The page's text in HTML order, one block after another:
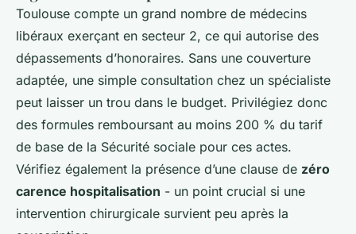
Toulouse compte un grand nombre de médecins
libéraux exerçant en secteur 2, ce qui autorise des
dépassements d’honoraires. Sans une couverture
adaptée, une simple consultation chez un spécialiste
peut laisser un trou dans le budget. Privilégiez donc
des formules remboursant au moins 200 % du tarif
de base de la Sécurité sociale pour ces actes.
Vérifiez également la présence d’une clause de zéro
carence hospitalisation - un point crucial si une
intervention chirurgicale survient peu après la